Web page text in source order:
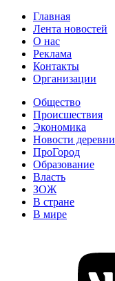
Главная
Лента новостей
О нас
Реклама
Контакты
Организации
Общество
Происшествия
Экономика
Новости деревни
ПроГород
Образование
Власть
ЗОЖ
В стране
В мире